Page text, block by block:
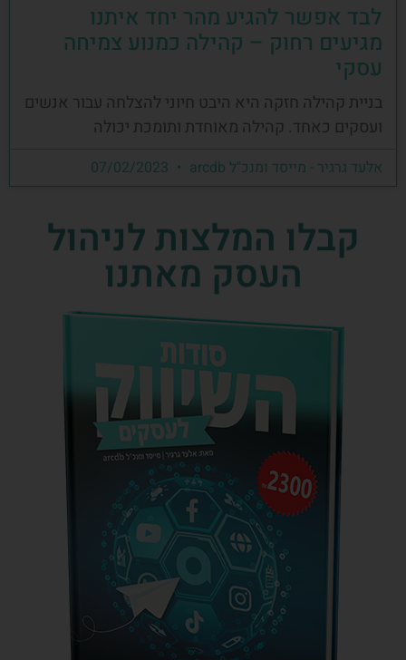
לבד אפשר להגיע מהר יחד איתנו
מגיעים רחוק – קהילה כמנוע צמיחה
עסקי
בניית קהילה חזקה היא היבט חיוני להצלחה עבור אנשים
ועסקים כאחד. קהילה מאוחדת ותומכת יכולה
אלעד גרגיר - מייסד ומנכ"ל arcdb
קבלו המלצות לניהול
העסק מאתנו